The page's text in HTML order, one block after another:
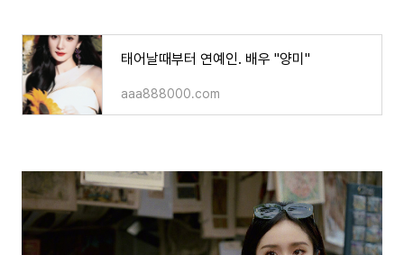
태어날때부터 연예인. 배우 "양미"
aaa888000.com